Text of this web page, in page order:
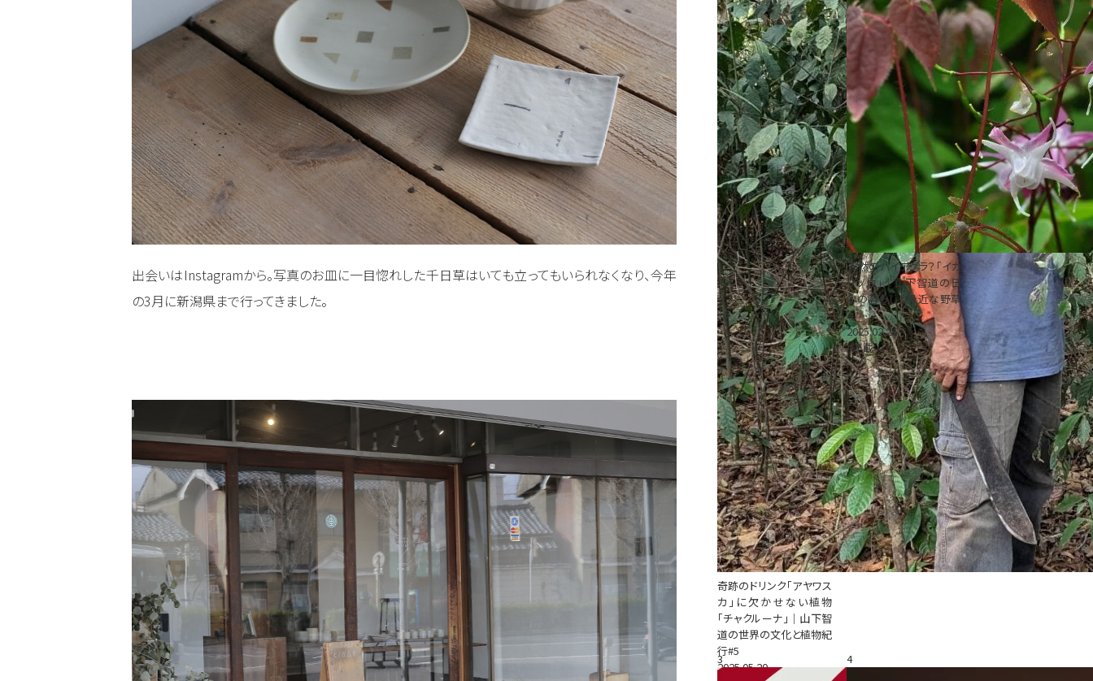
出会いはInstagramから。写真のお皿に一目惚れした千日草はいても立ってもいられなくなり、今年
の3月に新潟県まで行ってきました。
奇跡のドリンク「アヤワス
カ」に欠かせない植物
「チャクルーナ」｜山下智
道の世界の文化と植物紀
行#5
2025.05.20
天然のバイアグラ？「イカ
リソウ」｜山下智道の日
本の暮らしと身近な野草
④
2025.02.26
#連載
3 4